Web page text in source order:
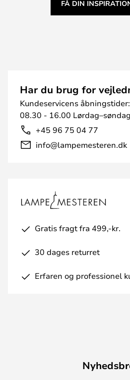
FÅ DIN
Har du brug for
Kundeservicens
08.30 - 16.00
+45 96 75 04 77
info@lampemesteren.dk
Gratis fragt fra 499,-kr.
30 dages returret
Erfaren og professionel